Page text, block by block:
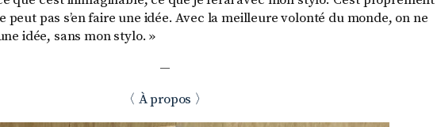
peut pas s’en faire une idée. Avec la meilleure volonté du monde, on ne
idée, sans mon stylo. »
—
〈 À propos 〉